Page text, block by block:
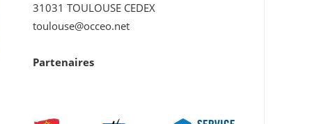
31031 TOULOUSE CEDEX
toulouse@occeo.net
Partenaires